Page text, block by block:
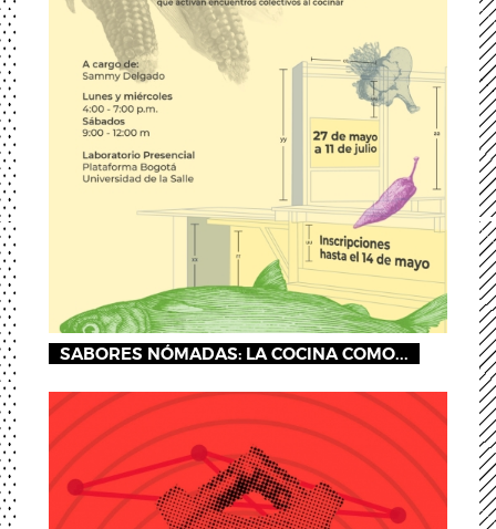
SABORES NÓMADAS: LA COCINA COMO...